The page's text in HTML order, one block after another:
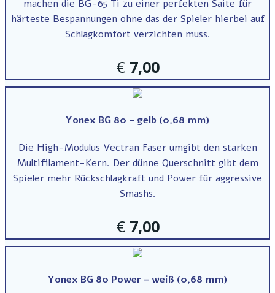
machen die BG-65 Ti zu einer perfekten Saite für
härteste Bespannungen ohne das der Spieler hierbei auf
Schlagkomfort verzichten muss.
€ 7,00
Yonex BG 80 – gelb (0,68 mm)
Die High-Modulus Vectran Faser umgibt den starken
Multifilament-Kern. Der dünne Querschnitt gibt dem
Spieler mehr Rückschlagkraft und Power für aggressive
Smashs.
€ 7,00
Yonex BG 80 Power – weiß (0,68 mm)